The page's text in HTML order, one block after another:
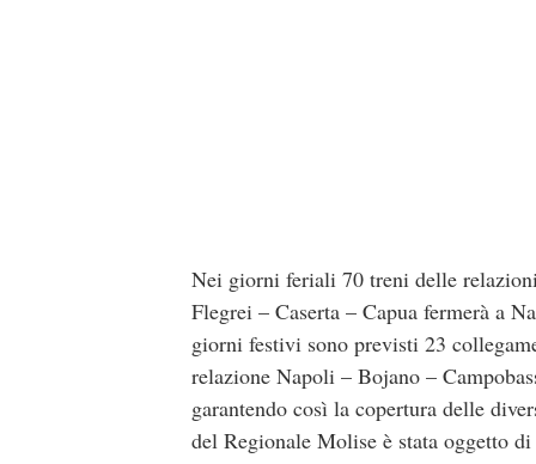
Nei giorni feriali 70 treni delle
Flegrei – Caserta – Capua fermerà a
giorni festivi sono previsti 23
relazione Napoli – Bojano –
garantendo così la copertura delle
del Regionale Molise è stata oggetto